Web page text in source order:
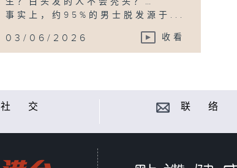
事实上，约95%的男士脱发源于...
03/06/2026 收看
社 交 联 络